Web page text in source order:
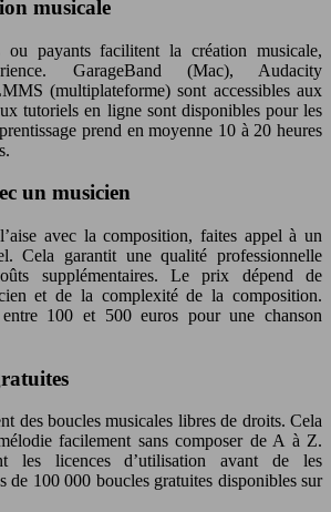
musicale
ou payants facilitent la création musicale,
GarageBand (Mac), Audacity
(multiplateforme) sont accessibles aux
tutoriels en ligne sont disponibles pour les
prend en moyenne 10 à 20 heures
un musicien
avec la composition, faites appel à un
Cela garantit une qualité professionnelle
supplémentaires. Le prix dépend de
et de la complexité de la composition.
100 et 500 euros pour une chanson
des boucles musicales libres de droits. Cela
facilement sans composer de A à Z.
les licences d’utilisation avant de les
de 100 000 boucles gratuites disponibles sur